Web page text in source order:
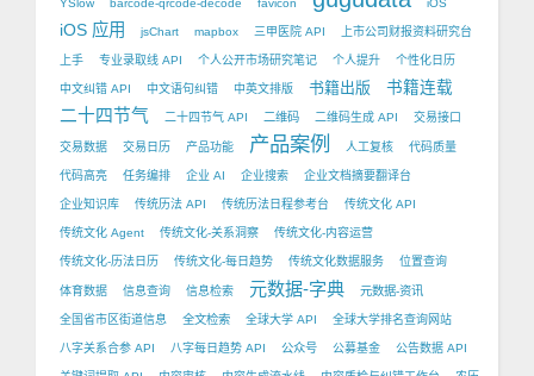
YSlow barcode-qrcode-decode favicon iOS
iOS 应用 jsChart mapbox 三甲医院 API 上市公司财报资料研究台
上手 专业录取线 API 个人公开市场研究笔记 个人提升 个性化日历
中文纠错 API 中文语句纠错 中英文排版 书籍出版 书籍连载
二十四节气 二十四节气 API 二维码 二维码生成 API 交易接口
交易数据 交易日历 产品功能 产品案例 人工复核 代码质量
代码高亮 任务编排 企业 AI 企业搜索 企业文档摘要翻译台
企业知识库 传统历法 API 传统历法日程参考台 传统文化 API
传统文化 Agent 传统文化-关系洞察 传统文化-内容运营
传统文化-历法日历 传统文化-每日趋势 传统文化数据服务 位置查询
体育数据 信息查询 信息检索 元数据-字典 元数据-资讯
全国省市区街道信息 全文检索 全球大学 API 全球大学排名查询网站
八字关系合参 API 八字每日趋势 API 公众号 公募基金 公告数据 API